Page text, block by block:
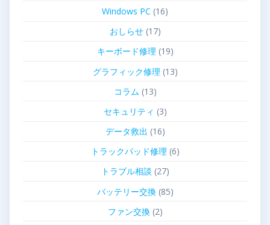
Windows PC (16)
おしらせ(17)
キーボード修理 (19)
グラフィック修理 (13)
コラム (13)
セキュリティ (3)
データ救出 (16)
トラックパッド修理 (6)
トラブル相談 (27)
バッテリー交換(85)
ファン交換(2)